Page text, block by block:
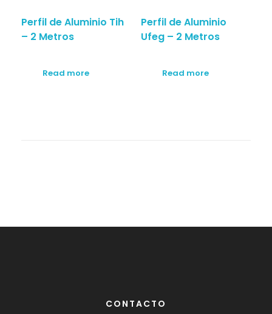
Perfil de Aluminio Tih
– 2 Metros
Read more
Perfil de Aluminio
Ufeg – 2 Metros
Read more
CONTACTO